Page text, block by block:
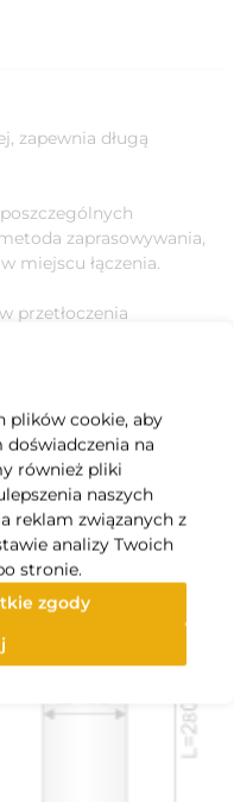
zapewnia długą
zaprasowywania,
miejscu łączenia.
przetłoczenia
jego docięcie
plików cookie, aby
doświadczenia na
również pliki
naszych
reklam związanych z
analizy Twoich
stronie.
zgody